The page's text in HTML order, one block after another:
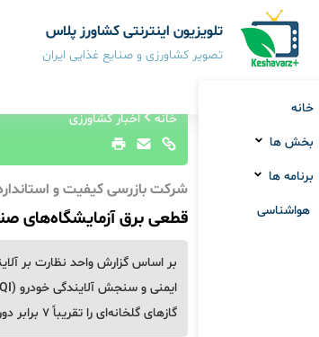
تلویزیون اینترنتی کشاورز پلاس
تصویر کشاورزی و صنایع غذایی ایران
خانه
بخش ها
برنامه ها
هواشناسی
خانه اخبار کشاورزی
شرکت بازرسی کیفیت و
قطعی برق آزمایشگاه‌های
بر اساس گزارش واحد نظارت بر
گازهای گلخانه‌ای را تقریباً ۷ برابر دوره مشابه سال قبل افزایش داده است.